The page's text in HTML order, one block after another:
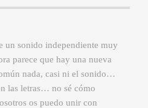
un sonido independiente muy
parece que hay una nueva
nada, casi ni el sonido…
las letras… no sé cómo
os puedo unir con